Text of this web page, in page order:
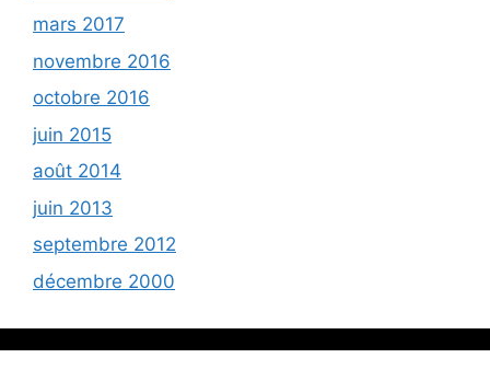
mars 2017
novembre 2016
octobre 2016
juin 2015
août 2014
juin 2013
septembre 2012
décembre 2000